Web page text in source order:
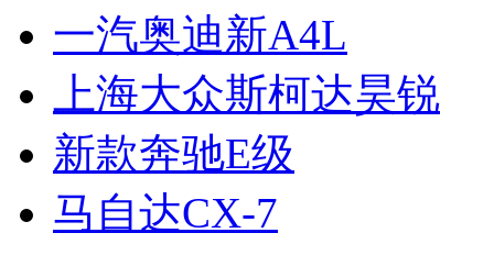
一汽奥迪新A4L
上海大众斯柯达昊锐
新款奔驰E级
马自达CX-7